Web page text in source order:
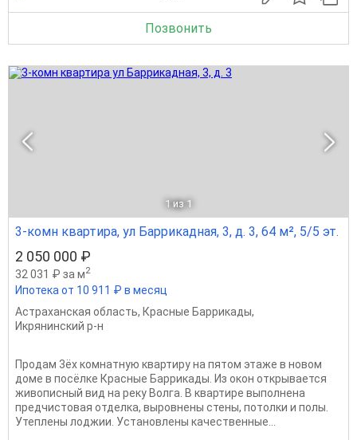
Позвонить
1 из 1
3-комн квартира, ул Баррикадная, 3, д. 3, 64 м², 5/5 эт.
2 050 000 ₽
32 031 ₽ за м2
Ипотека от 10 911 ₽ в месяц
Астраханская область, Красные Баррикады,
Икрянинский р-н
Продам 3ёх комнатную квартиру на пятом этаже в новом
доме в посёлке Красные Баррикады. Из окон открывается
живописный вид на реку Волга. В квартире выполнена
предчистовая отделка, выровнены стены, потолки и полы.
Утеплены лоджии. Установлены качественные...